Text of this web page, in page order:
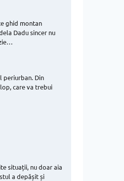
ghid montan
Dadu sincer nu
periurban. Din
care va trebui
situații, nu doar aia
a depășit și